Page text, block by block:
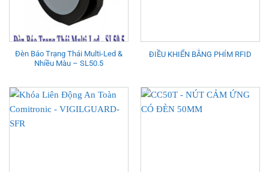
Đèn Báo Trạng Thái Multi-Led &
Nhiều Màu – SL50.5
ĐIỀU KHIỂN BẰNG PHÍM RFID